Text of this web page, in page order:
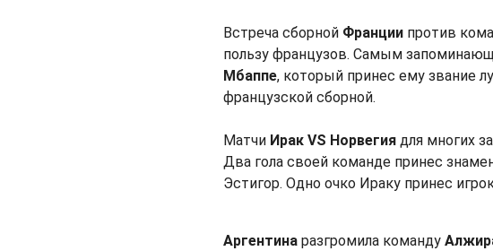
Встреча сборной Франции против
пользу французов. Самым
Мбаппе, который принес ему звание
французской сборной.
Матчи Ирак VS Норвегия для многих
Два гола своей команде принес
Эстигор. Одно очко Ираку принес
Аргентинаразгромила команду